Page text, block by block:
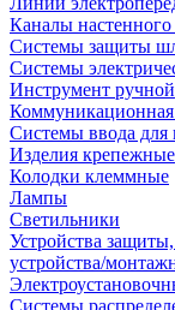
Каналы
Системы защиты
Системы
Инструмент ручной
Системы ввода для
Изделия крепежные
Колодки клеммные
Лампы
Светильники
Устройства
устройства/
Системы